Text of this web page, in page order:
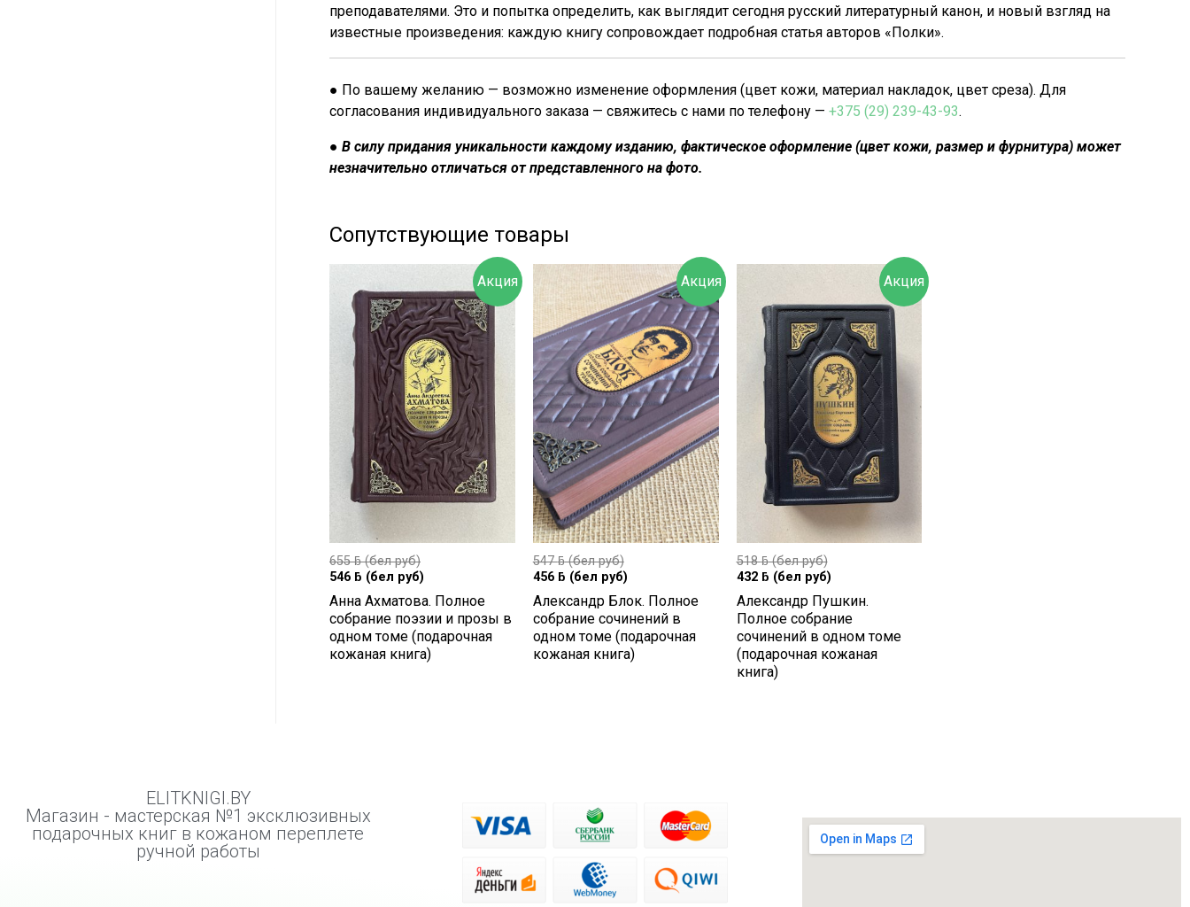
преподавателями. Это и попытка определить, как выглядит сегодня русский литературный канон, и новый взгляд на
известные произведения: каждую книгу сопровождает подробная статья авторов «Полки».
● По вашему желанию — возможно изменение оформления (цвет кожи, материал накладок, цвет среза). Для
согласования индивидуального заказа — свяжитесь с нами по телефону — +375 (29) 239-43-93.
● В силу придания уникальности каждому изданию, фактическое оформление (цвет кожи, размер и фурнитура) может
незначительно отличаться от представленного на фото.
Сопутствующие товары
Акция
655ƃ(бел руб)
546 ƃ (бел руб)
Анна Ахматова. Полное
собрание поэзии и прозы в
одном томе (подарочная
кожаная книга)
Акция
547ƃ(бел руб)
456 ƃ (бел руб)
Александр Блок. Полное
собрание сочинений в
одном томе (подарочная
кожаная книга)
Акция
518ƃ(бел руб)
432 ƃ (бел руб)
Александр Пушкин.
Полное собрание
сочинений в одном томе
(подарочная кожаная
книга)
ELITKNIGI.BY
Магазин - мастерская №1 эксклюзивных
подарочных книг в кожаном переплете
ручной работы